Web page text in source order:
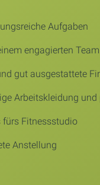
Aufgaben
engagierten Team
gut ausgestattete
Arbeitskleidung
fürs Fitnessstudio
Anstellung